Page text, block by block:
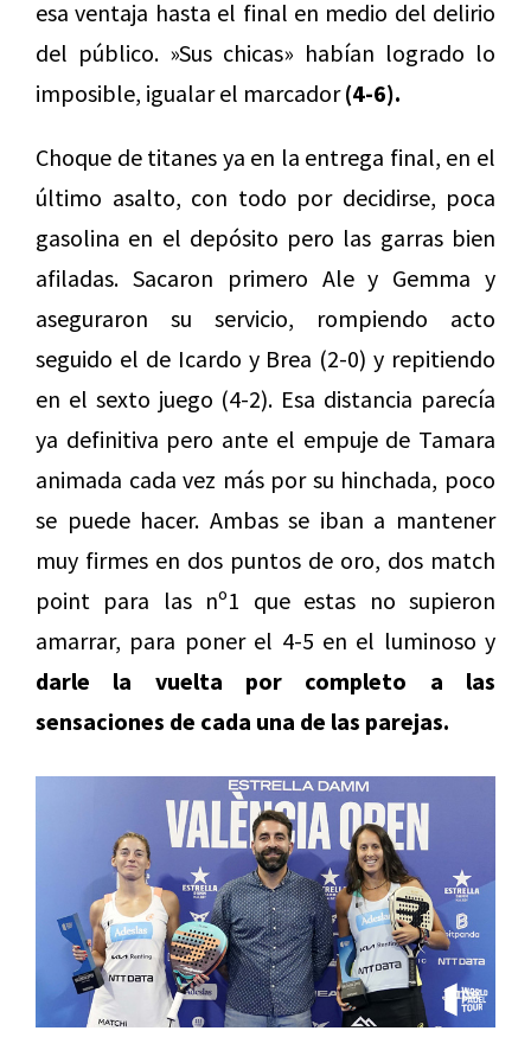
esa ventaja hasta el final en medio del delirio
del público. »Sus chicas» habían logrado lo
imposible, igualar el marcador(4-6).
Choque de titanes ya en la entrega final, en el
último asalto, con todo por decidirse, poca
gasolina en el depósito pero las garras bien
afiladas. Sacaron primero Ale y Gemma y
aseguraron su servicio, rompiendo acto
seguido el de Icardo y Brea (2-0) y repitiendo
en el sexto juego (4-2). Esa distancia parecía
ya definitiva pero ante el empuje de Tamara
animada cada vez más por su hinchada, poco
se puede hacer. Ambas se iban a mantener
muy firmes en dos puntos de oro, dos match
point para las nº1 que estas no supieron
amarrar, para poner el 4-5 en el luminoso y
darle la vuelta por completo a las
sensaciones de cada una de las parejas.